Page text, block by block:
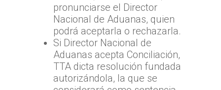
pronunciarse el Director
Nacional de Aduanas, quien
podrá aceptarla o rechazarla.
Si Director Nacional de
Aduanas acepta Conciliación,
TTA dicta resolución fundada
autorizándola, la que se